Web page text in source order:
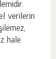
verilerin
hale